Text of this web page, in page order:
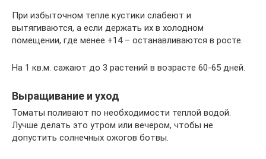
При избыточном тепле кустики слабеют и
вытягиваются, а если держать их в холодном
помещении, где менее +14 – останавливаются в росте.
На 1 кв.м. сажают до 3 растений в возрасте 60-65 дней.
Выращивание и уход
Томаты поливают по необходимости теплой водой.
Лучше делать это утром или вечером, чтобы не
допустить солнечных ожогов ботвы.